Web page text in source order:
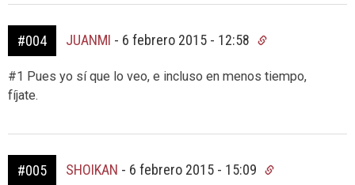
#004 JUANMI - 6 febrero 2015 - 12:58
#1 Pues yo sí que lo veo, e incluso en menos tiempo,
fíjate.
#005 SHOIKAN - 6 febrero 2015 - 15:09